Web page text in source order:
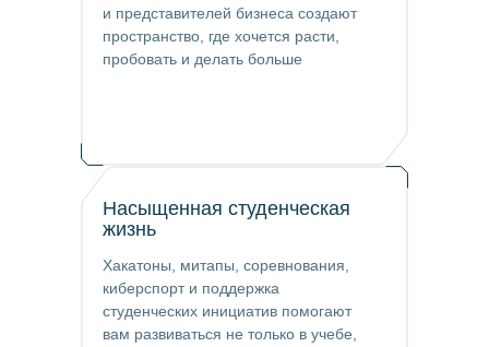
и представителей бизнеса создают
пространство, где хочется расти,
пробовать и делать больше
Насыщенная студенческая
жизнь
Хакатоны, митапы, соревнования,
киберспорт и поддержка
студенческих инициатив помогают
вам развиваться не только в учебе,